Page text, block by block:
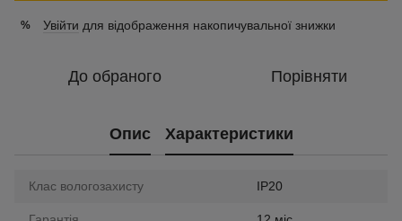
% Увійти для відображення накопичувальної знижки
До обраного Порівняти
Опис Характеристики
Клас вологозахисту IP20